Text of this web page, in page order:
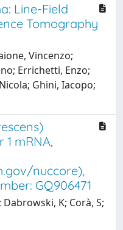
Line-Field
Tomography
Vincenzo;
Errichetti, Enzo;
Ghini, Iacopo;
mRNA,
nuccore),
GQ906471
K; Corà, S;